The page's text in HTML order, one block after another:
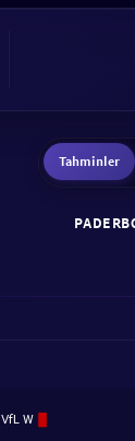
Tahminler
VfL W